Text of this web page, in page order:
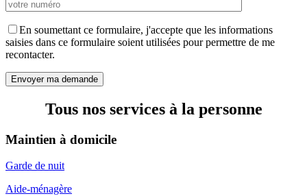
En soumettant ce formulaire, j'accepte que les informations
saisies dans ce formulaire soient utilisées pour permettre de me
recontacter.
Tous nos services à la personne
Maintien à domicile
Garde de nuit
Aide-ménagère